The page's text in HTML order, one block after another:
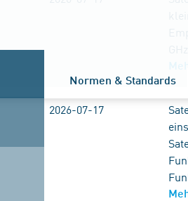
Normen & Standards
2026-07-17